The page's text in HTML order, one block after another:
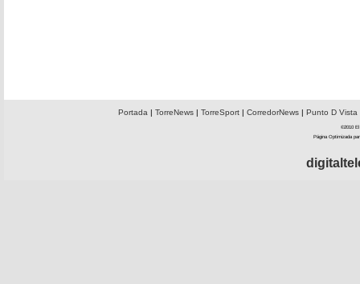
Portada | TorreNews| TorreSport| CorredorNews| Punto D Vista
©2010 El
Página Optimizada